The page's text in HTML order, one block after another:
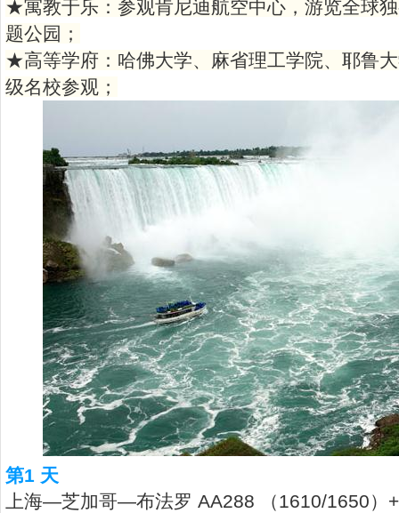
★寓教于乐：参观肯尼迪航空中心，游览全球
题公园；
★高等学府：哈佛大学、麻省理工学院、耶鲁
级名校参观；
第1 天
上海—芝加哥—布法罗 AA288 （1610/1650）